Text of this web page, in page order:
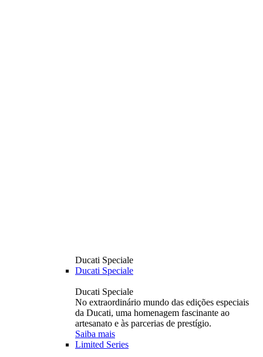
Ducati Speciale
Ducati Speciale
Ducati Speciale
No extraordinário mundo das edições especiais
da Ducati, uma homenagem fascinante ao
artesanato e às parcerias de prestígio.
Saiba mais
Limited Series